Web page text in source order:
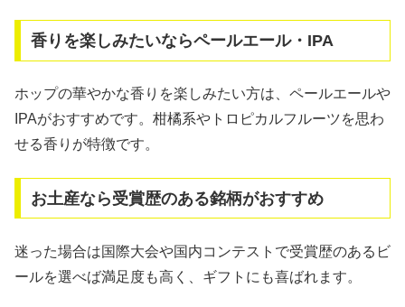
香りを楽しみたいならペールエール・IPA
ホップの華やかな香りを楽しみたい方は、ペールエールや
IPAがおすすめです。柑橘系やトロピカルフルーツを思わ
せる香りが特徴です。
お土産なら受賞歴のある銘柄がおすすめ
迷った場合は国際大会や国内コンテストで受賞歴のあるビ
ールを選べば満足度も高く、ギフトにも喜ばれます。